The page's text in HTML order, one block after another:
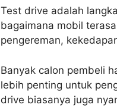
Test drive adalah
bagaimana mobil
pengereman,
Banyak calon pembeli
lebih penting untuk
drive biasanya juga